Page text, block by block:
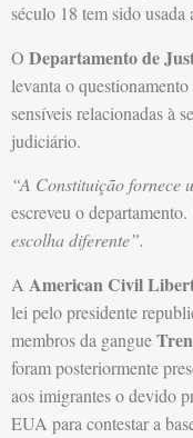
século 18 tem sido usada
O Departamento de
levanta o
sensíveis relacionadas à
judiciário.
“A Constituição fornece
escreveu o departamento.
escolha diferente”.
A American Civil
lei pelo presidente
membros da gangue
foram posteriormente
aos imigrantes o devido
EUA para contestar a